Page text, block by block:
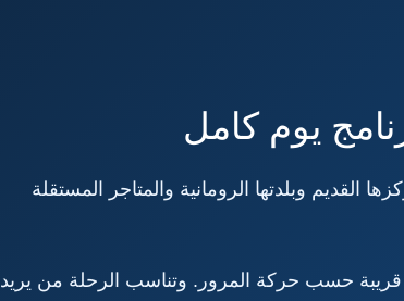
يوم كامل
وبلدتها الرومانية والمتاجر المستقلة
40 دقيقة، أو بالسيارة خلال مدة قريبة حسب حركة المرور. وتناسب الرحلة من يريد